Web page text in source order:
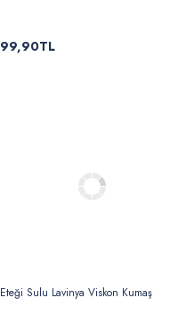
99,90TL
Eteği Sulu Lavinya Viskon Kumaş